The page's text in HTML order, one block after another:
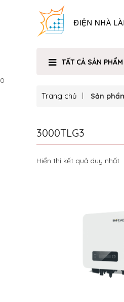
TẤT CẢ SẢN PHẨM
0
Trang chủ Sản
3000TLG3
Hiển thị kết quả duy nhất